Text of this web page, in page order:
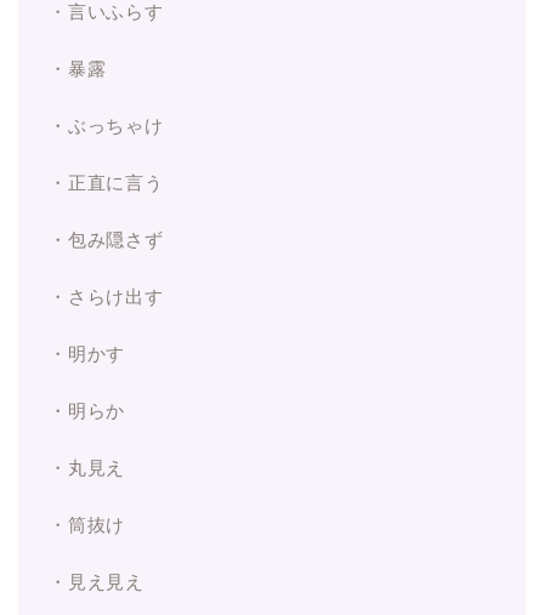
・言いふらす
・暴露
・ぶっちゃけ
・正直に言う
・包み隠さず
・さらけ出す
・明かす
・明らか
・丸見え
・筒抜け
・見え見え